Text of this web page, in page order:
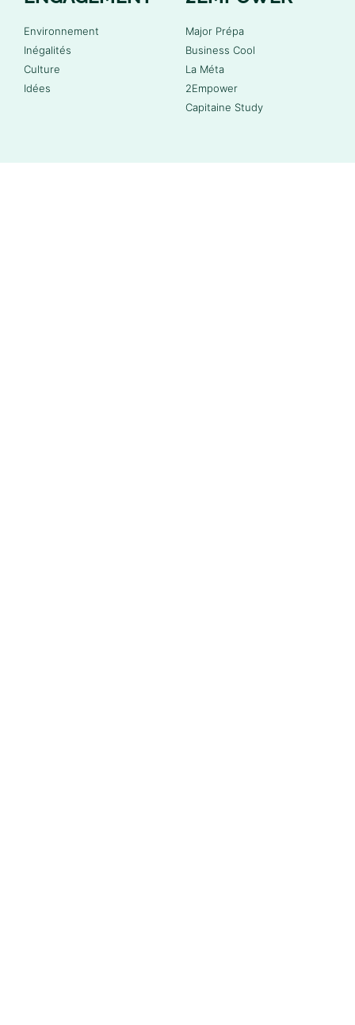
Environnement
Inégalités
Culture
Idées
Major Prépa
Business Cool
La Méta
2Empower
Capitaine Study